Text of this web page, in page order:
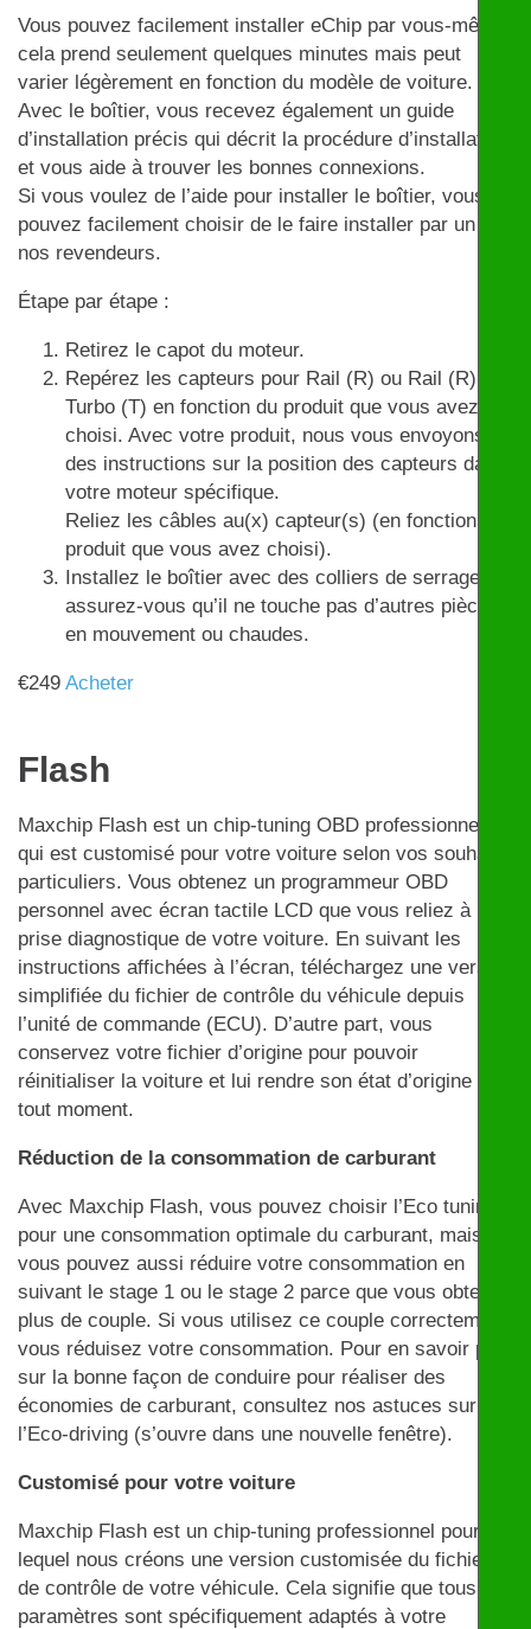
Vous pouvez facilement installer eChip par vous-même,
cela prend seulement quelques minutes mais peut
varier légèrement en fonction du modèle de voiture.
Avec le boîtier, vous recevez également un guide
d’installation précis qui décrit la procédure d’installation
et vous aide à trouver les bonnes connexions.
Si vous voulez de l’aide pour installer le boîtier, vous
pouvez facilement choisir de le faire installer par un de
nos revendeurs.
Étape par étape :
Retirez le capot du moteur.
Repérez les capteurs pour Rail (R) ou Rail (R) et
Turbo (T) en fonction du produit que vous avez
choisi. Avec votre produit, nous vous envoyons
des instructions sur la position des capteurs dans
votre moteur spécifique.
Reliez les câbles au(x) capteur(s) (en fonction du
produit que vous avez choisi).
Installez le boîtier avec des colliers de serrage et
assurez-vous qu’il ne touche pas d’autres pièces
en mouvement ou chaudes.
€249 Acheter
Flash
Maxchip Flash est un chip-tuning OBD professionnel
qui est customisé pour votre voiture selon vos souhaits
particuliers. Vous obtenez un programmeur OBD
personnel avec écran tactile LCD que vous reliez à la
prise diagnostique de votre voiture. En suivant les
instructions affichées à l’écran, téléchargez une version
simplifiée du fichier de contrôle du véhicule depuis
l’unité de commande (ECU). D’autre part, vous
conservez votre fichier d’origine pour pouvoir
réinitialiser la voiture et lui rendre son état d’origine à
tout moment.
Réduction de la consommation de carburant
Avec Maxchip Flash, vous pouvez choisir l’Eco tuning
pour une consommation optimale du carburant, mais
vous pouvez aussi réduire votre consommation en
suivant le stage 1 ou le stage 2 parce que vous obtenez
plus de couple. Si vous utilisez ce couple correctement,
vous réduisez votre consommation. Pour en savoir plus
sur la bonne façon de conduire pour réaliser des
économies de carburant, consultez nos astuces sur
l’Eco-driving (s’ouvre dans une nouvelle fenêtre).
Customisé pour votre voiture
Maxchip Flash est un chip-tuning professionnel pour
lequel nous créons une version customisée du fichier
de contrôle de votre véhicule. Cela signifie que tous les
paramètres sont spécifiquement adaptés à votre